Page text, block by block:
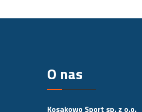
O nas
Kosakowo Sport sp. z o.o.